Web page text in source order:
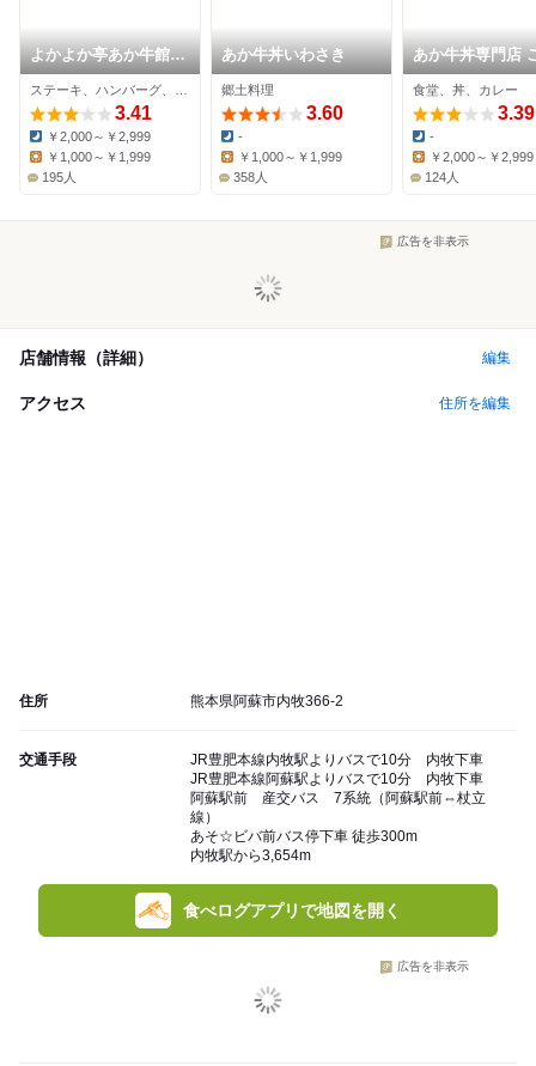
よかよか亭あか牛館
宮地店
3.41
Dinner:
￥2,000～￥2,999
￥1,000～￥1,999
195人
あか牛丼いわさき
郷土料理
3.60
Dinner:
-
￥1,000～￥1,999
358人
あか牛丼専門店
う屋
食堂、丼、カレー
3.39
Dinner:
-
￥2,000～￥2,999
124人
広告を非表示
店舗情報（詳細） 編集
アクセス 住所を編集
住所 熊本県阿蘇市内牧366-2
交通手段
JR豊肥本線内牧駅よりバスで10分 内牧下車
JR豊肥本線阿蘇駅よりバスで10分 内牧下車
阿蘇駅前 産交バス 7系統（阿蘇駅前⇔杖立
線）
あそ☆ビバ前バス停下車 徒歩300m
内牧駅から3,654m
食べログアプリで地図を開く
広告を非表示